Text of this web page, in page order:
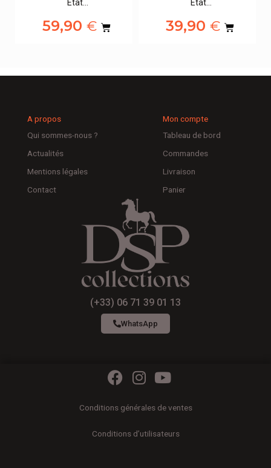
État…
59,90€
État…
39,90€
A propos
Qui sommes-nous ?
Actualités
Mentions légales
Contact
Mon compte
Tableau de bord
Commandes
Livraison
Panier
(+33) 06 71 39 01 13
WhatsApp
F
c
b
I
s
a
Y
u
u
Conditions générales de ventes
Conditions d’utilisateurs